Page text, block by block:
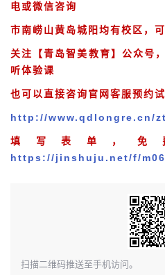
电或微信咨询
市南崂山黄岛城阳均有校区，
关注【青岛智美教育】公众号
听体验课
也可以直接咨询官网客服预约
http://www.qdlongre.cn/
填写表单，免
https://jinshuju.net/f/
扫描二维码推送至手机访问。